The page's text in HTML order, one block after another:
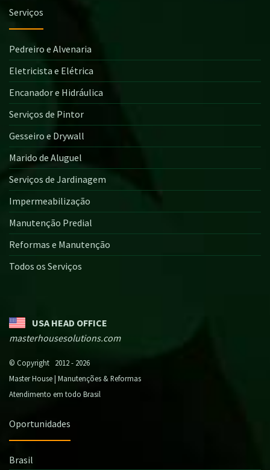
Serviços
Pedreiro e Alvenaria
Eletricista e Elétrica
Encanador e Hidráulica
Serviços de Pintor
Gesseiro e Drywall
Marido de Aluguel
Serviços de Jardinagem
Impermeabilização
Manutenção Predial
Reformas e Manutenção
Todos os Serviços
USA HEAD OFFICE
masterhousesolutions.com
© Copyright 2012 - 2026
Master House | Manutenções & Reformas
Atendimento em todo Brasil
Oportunidades
Brasil